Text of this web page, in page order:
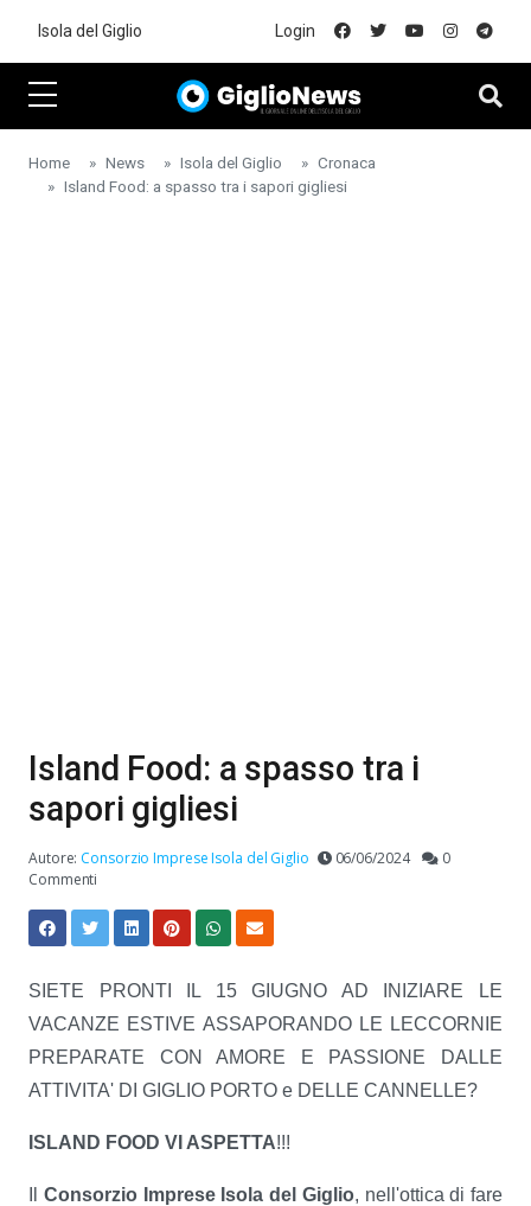
Isola del Giglio Login
Home News Isola del Giglio
Cronaca
Island Food: a spasso tra i sapori gigliesi
Island Food: a spasso tra i
sapori gigliesi
Autore: Consorzio Imprese Isola del Giglio 06/06/2024
0
Commenti
SIETE PRONTI IL 15 GIUGNO AD INIZIARE LE
VACANZE ESTIVE ASSAPORANDO LE LECCORNIE
PREPARATE CON AMORE E PASSIONE DALLE
ATTIVITA' DI GIGLIO PORTO e DELLE CANNELLE?
ISLAND FOOD VI ASPETTA!!!
Consorzio Imprese Isola del Giglio, nell'ottica di fare